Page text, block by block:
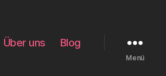
Über uns Blog
Menü